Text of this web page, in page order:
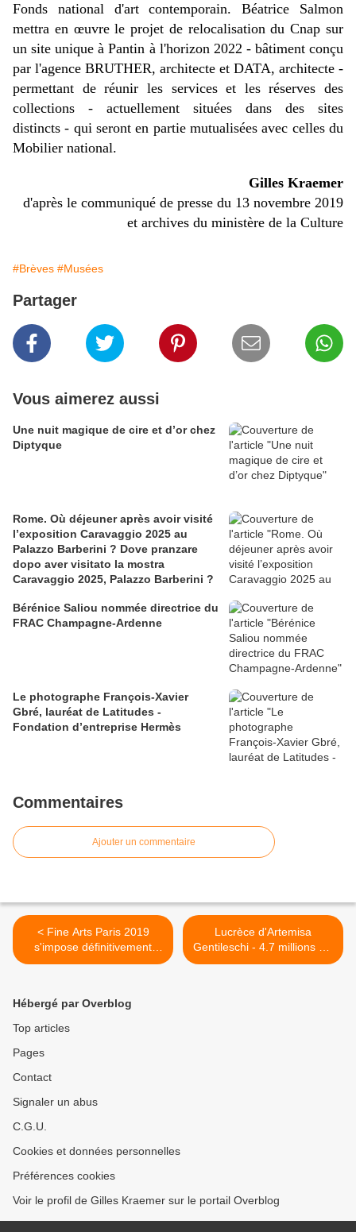
Fonds national d'art contemporain. Béatrice Salmon
mettra en œuvre le projet de relocalisation du Cnap sur
un site unique à Pantin à l'horizon 2022 - bâtiment conçu
par l'agence BRUTHER, architecte et DATA, architecte -
permettant de réunir les services et les réserves des
collections - actuellement situées dans des sites
distincts - qui seront en partie mutualisées avec celles du
Mobilier national.
Gilles Kraemer
d'après le communiqué de presse du 13 novembre 2019
et archives du ministère de la Culture
#Brèves #Musées
Partager
Vous aimerez aussi
​​​​​​​Une nuit magique de cire et d’or chez
Diptyque
Rome. Où déjeuner après avoir visité
l’exposition Caravaggio 2025 au
Palazzo Barberini ? Dove pranzare
dopo aver visitato la mostra
Caravaggio 2025, Palazzo Barberini ?
Bérénice Saliou nommée directrice du
FRAC Champagne-Ardenne
Le photographe François-Xavier
Gbré, lauréat de Latitudes -
Fondation d’entreprise Hermès
Commentaires
Ajouter un commentaire
< Fine Arts Paris 2019
s'impose définitivement
- Carrousel du Louvre (I)
Lucrèce d'Artemisa
Gentileschi - 4.7 millions d'€
- Artcurial >
Hébergé par Overblog
Top articles
Pages
Contact
Signaler un abus
C.G.U.
Cookies et données personnelles
Préférences cookies
Voir le profil de Gilles Kraemer sur le portail Overblog